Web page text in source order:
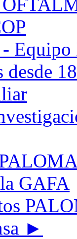
desde
GAFA
►